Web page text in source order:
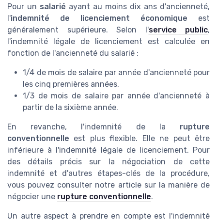
Pour un salarié ayant au moins dix ans d'ancienneté,
l'indemnité de licenciement économique est
généralement supérieure. Selon l'service public,
l'indemnité légale de licenciement est calculée en
fonction de l'ancienneté du salarié :
1/4 de mois de salaire par année d'ancienneté pour
les cinq premières années,
1/3 de mois de salaire par année d'ancienneté à
partir de la sixième année.
En revanche, l'indemnité de la rupture
conventionnelle est plus flexible. Elle ne peut être
inférieure à l'indemnité légale de licenciement. Pour
des détails précis sur la négociation de cette
indemnité et d'autres étapes-clés de la procédure,
vous pouvez consulter notre article sur la manière de
négocier une rupture conventionnelle.
Un autre aspect à prendre en compte est l'indemnité